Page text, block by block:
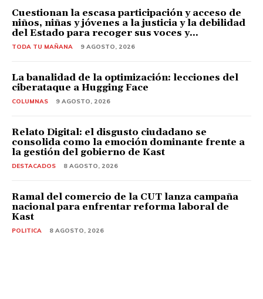
Cuestionan la escasa participación y acceso de
niños, niñas y jóvenes a la justicia y la debilidad
del Estado para recoger sus voces y...
TODA TU MAÑANA 9 AGOSTO, 2026
La banalidad de la optimización: lecciones del
ciberataque a Hugging Face
COLUMNAS 9 AGOSTO, 2026
Relato Digital: el disgusto ciudadano se
consolida como la emoción dominante frente a
la gestión del gobierno de Kast
DESTACADOS 8 AGOSTO, 2026
Ramal del comercio de la CUT lanza campaña
nacional para enfrentar reforma laboral de
Kast
POLITICA 8 AGOSTO, 2026